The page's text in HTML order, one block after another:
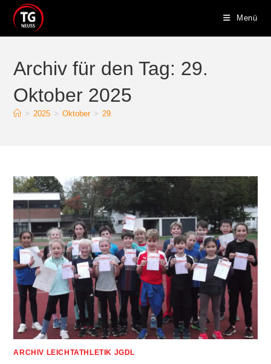
Inhalt
springen
Menü
Archiv für den Tag: 29.
Oktober 2025
> 2025 > Oktober > 29.
ARCHIV LEICHTATHLETIK JGDL